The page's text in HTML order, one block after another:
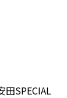
SPECIAL